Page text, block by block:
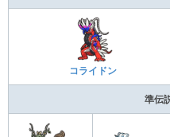
コライドン
準伝